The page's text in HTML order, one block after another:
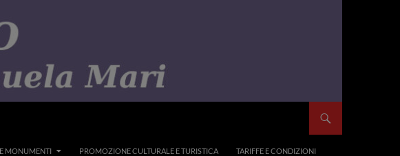
MONUMENTI PROMOZIONE CULTURALE E TURISTICA TARIFFE E CONDIZIONI